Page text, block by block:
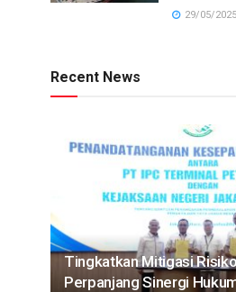
29/05/2025
Recent News
Tingkatkan Mitigasi
Perpanjang Sinergi